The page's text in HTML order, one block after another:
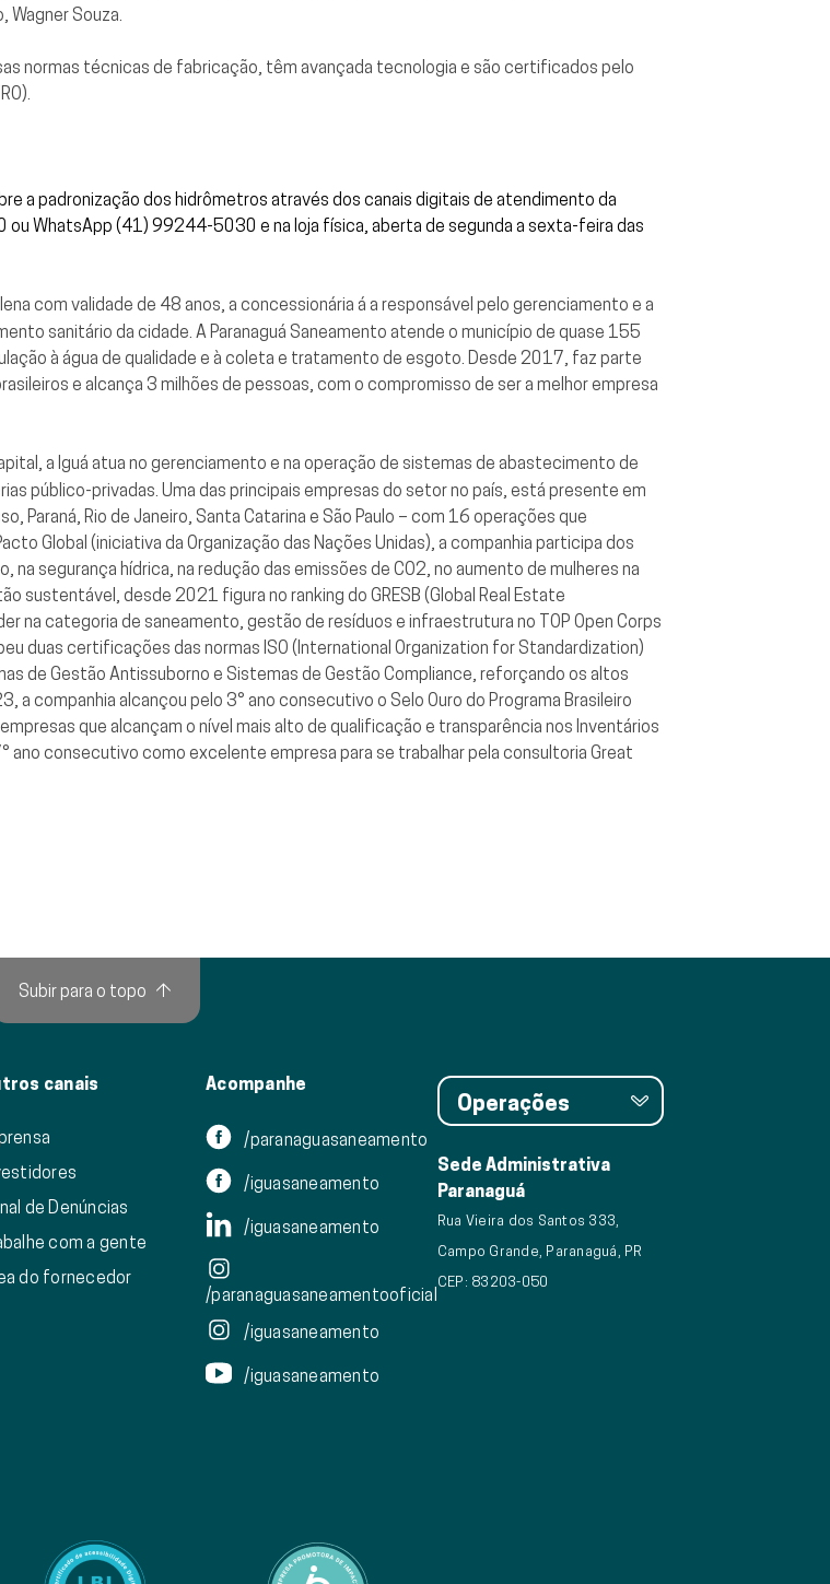
Wagner Souza.
normas técnicas de fabricação, têm avançada tecnologia e são certificados pelo
a padronização dos hidrômetros através dos canais digitais de atendimento da
WhatsApp (41) 99244-5030 e na loja física, aberta de segunda a sexta-feira das
com validade de 48 anos, a concessionária á a responsável pelo gerenciamento e a
sanitário da cidade. A Paranaguá Saneamento atende o município de quase 155
à água de qualidade e à coleta e tratamento de esgoto. Desde 2017, faz parte
e alcança 3 milhões de pessoas, com o compromisso de ser a melhor empresa
a Iguá atua no gerenciamento e na operação de sistemas de abastecimento de
público-privadas. Uma das principais empresas do setor no país, está presente em
Paraná, Rio de Janeiro, Santa Catarina e São Paulo – com 16 operações que
Global (iniciativa da Organização das Nações Unidas), a companhia participa dos
segurança hídrica, na redução das emissões de CO2, no aumento de mulheres na
sustentável, desde 2021 figura no ranking do GRESB (Global Real Estate
na categoria de saneamento, gestão de resíduos e infraestrutura no TOP Open Corps
duas certificações das normas ISO (International Organization for Standardization)
de Gestão Antissuborno e Sistemas de Gestão Compliance, reforçando os altos
companhia alcançou pelo 3° ano consecutivo o Selo Ouro do Programa Brasileiro
que alcançam o nível mais alto de qualificação e transparência nos Inventários
ano consecutivo como excelente empresa para se trabalhar pela consultoria Great
canais
de Denúncias
com a gente
do fornecedor
Acompanhe
/paranaguasaneamento
/iguasaneamento
/iguasaneamento
/paranaguasaneamentooficial
/iguasaneamento
/iguasaneamento
Operações
Sede Administrativa
Paranaguá
Rua Vieira dos Santos 333,
Campo Grande, Paranaguá, PR
CEP: 83203-050
Subir para o topo ↑